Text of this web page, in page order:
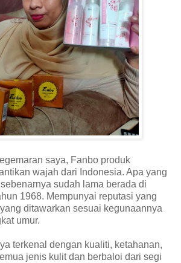
saya, Fanbo produk
wajah dari Indonesia. Apa yang
sudah lama berada di
1968. Mempunyai reputasi yang
ditawarkan sesuai kegunaannya
umur.
terkenal dengan kualiti, ketahanan,
jenis kulit dan berbaloi dari segi